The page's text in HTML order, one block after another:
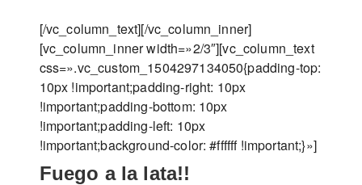
[/vc_column_text][/vc_column_inner]
[vc_column_inner width=»2/3″][vc_column_text
css=».vc_custom_1504297134050{padding-top:
10px !important;padding-right: 10px
!important;padding-bottom: 10px
!important;padding-left: 10px
!important;background-color: #ffffff !important;}»]
Fuego a la lata!!